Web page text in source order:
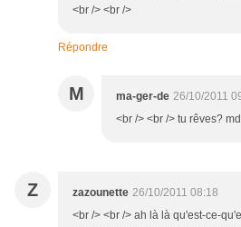
<br /> <br />
Répondre
M ma-ger-de 26/10/2011
<br /> <br /> tu rêves?
Z zazounette 26/10/2011 08:18
<br /> <br /> ah là là qu'est-ce-